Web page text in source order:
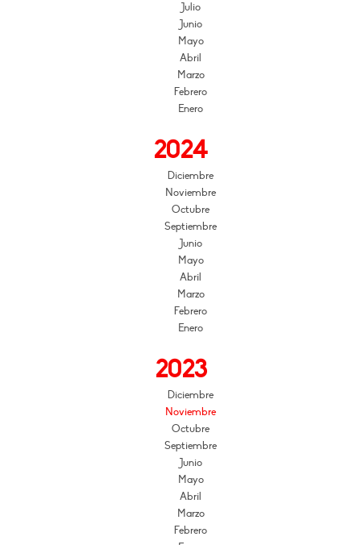
Julio
Junio
Mayo
Abril
Marzo
Febrero
Enero
2024
Diciembre
Noviembre
Octubre
Septiembre
Junio
Mayo
Abril
Marzo
Febrero
Enero
2023
Diciembre
Noviembre
Octubre
Septiembre
Junio
Mayo
Abril
Marzo
Febrero